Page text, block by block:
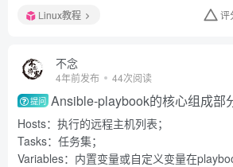
Linux教程 评
不念
4年前发布 44次阅读
提问 Ansible-playbook的核心组成部
Hosts：执行的远程主机列表；
Tasks：任务集；
Variables：内置变量或自定义变量在